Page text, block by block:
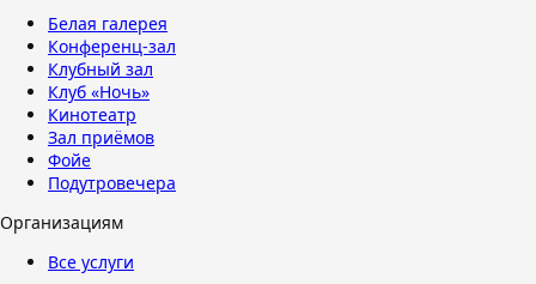
Белая галерея
Конференц-зал
Клубный зал
Клуб «Ночь»
Кинотеатр
Зал приёмов
Фойе
Подутровечера
Организациям
Все услуги